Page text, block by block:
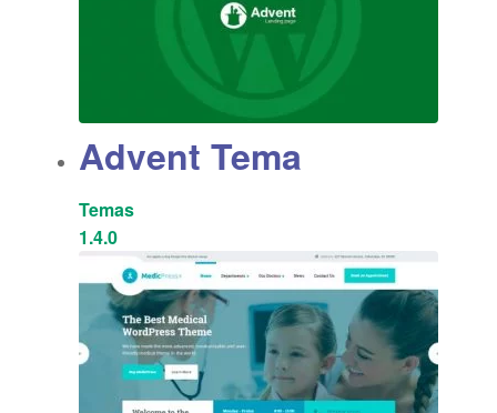
Advent Tema
Temas
1.4.0